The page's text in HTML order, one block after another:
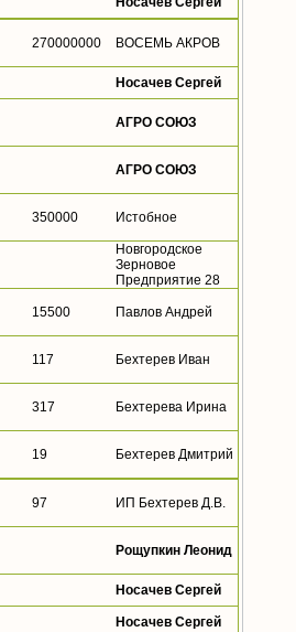
270000000 ВОСЕМЬ АКРОВ
Носачев Сергей
АГРО СОЮЗ
АГРО СОЮЗ
350000 Истобное
Новгородское
Зерновое
Предприятие 28
15500 Павлов Андрей
117 Бехтерев Иван
317 Бехтерева Ирина
19 Бехтерев Дмитрий
97 ИП Бехтерев Д.В.
Рощупкин Леонид
Носачев Сергей
Носачев Сергей